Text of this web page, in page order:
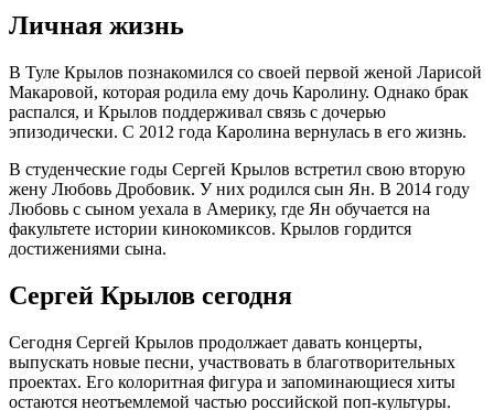
Личная жизнь
В Туле Крылов познакомился со своей первой женой Ларисой
Макаровой, которая родила ему дочь Каролину. Однако брак
распался, и Крылов поддерживал связь с дочерью
эпизодически. С 2012 года Каролина вернулась в его жизнь.
В студенческие годы Сергей Крылов встретил свою вторую
жену Любовь Дробовик. У них родился сын Ян. В 2014 году
Любовь с сыном уехала в Америку, где Ян обучается на
факультете истории кинокомиксов. Крылов гордится
достижениями сына.
Сергей Крылов сегодня
Сегодня Сергей Крылов продолжает давать концерты,
выпускать новые песни, участвовать в благотворительных
проектах. Его колоритная фигура и запоминающиеся хиты
остаются неотъемлемой частью российской поп-культуры.